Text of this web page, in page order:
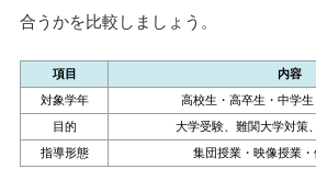
合うかを比較しましょう。
項目
内容
対象学年
高校生・高卒生・中学生
目的
大学受験、難関大学対策
指導形態
集団授業・映像授業・